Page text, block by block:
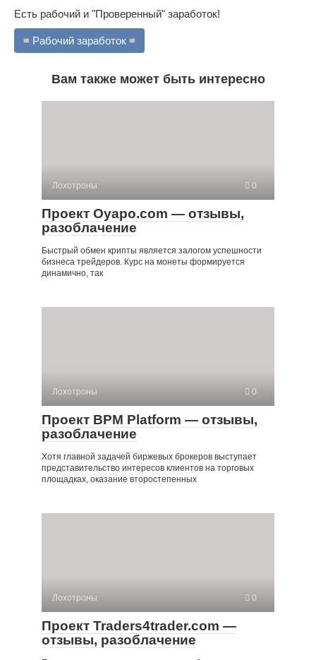
Есть рабочий и "Проверенный" заработок!
≡ Рабочий заработок ≡
Вам также может быть интересно
Лохотроны 0
Проект Oyapo.com — отзывы,
разоблачение
Быстрый обмен крипты является залогом успешности
бизнеса трейдеров. Курс на монеты формируется
динамично, так
Лохотроны 0
Проект BPM Platform — отзывы,
разоблачение
Хотя главной задачей биржевых брокеров выступает
представительство интересов клиентов на торговых
площадках, оказание второстепенных
Лохотроны 0
Проект Traders4trader.com —
отзывы, разоблачение